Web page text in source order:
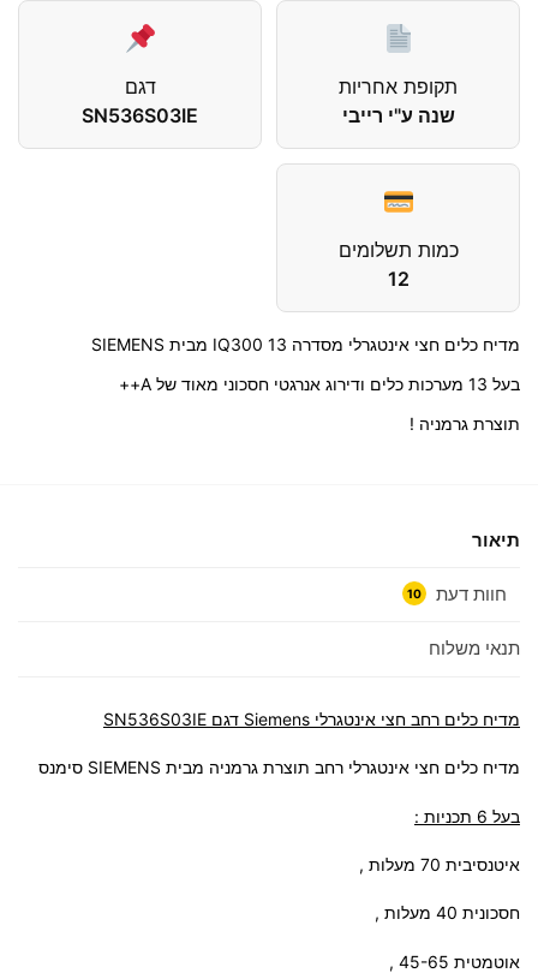
תקופת אחריות
שנה ע"י רייבי
דגם
SN536S03IE
כמות תשלומים
12
מדיח כלים חצי אינטגרלי מסדרה 13 IQ300 מבית SIEMENS
בעל 13 מערכות כלים ודירוג אנרגטי חסכוני מאוד של A++
תוצרת גרמניה !
תיאור
חוות דעת 10
תנאי משלוח
מדיח כלים רחב חצי אינטגרלי Siemens דגם SN536S03IE
מדיח כלים חצי אינטגרלי רחב תוצרת גרמניה מבית SIEMENS סימנס
בעל 6 תכניות :
איטנסיבית 70 מעלות ,
חסכונית 40 מעלות ,
אוטמטית 45-65 ,